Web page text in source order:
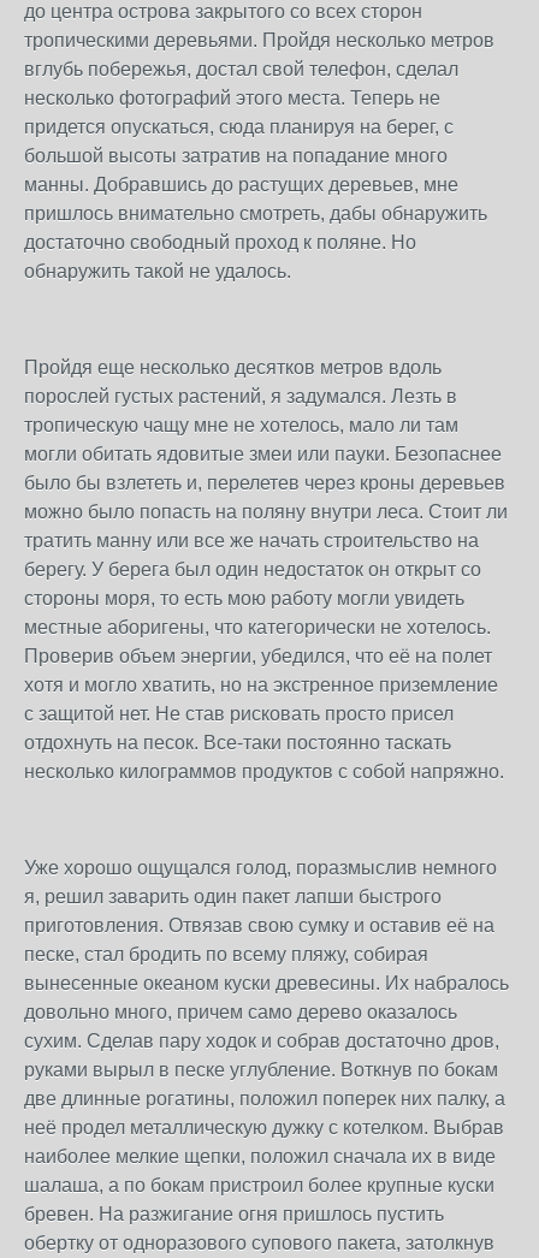
до центра острова закрытого со всех сторон
тропическими деревьями. Пройдя несколько метров
вглубь побережья, достал свой телефон, сделал
несколько фотографий этого места. Теперь не
придется опускаться, сюда планируя на берег, с
большой высоты затратив на попадание много
манны. Добравшись до растущих деревьев, мне
пришлось внимательно смотреть, дабы обнаружить
достаточно свободный проход к поляне. Но
обнаружить такой не удалось.
Пройдя еще несколько десятков метров вдоль
порослей густых растений, я задумался. Лезть в
тропическую чащу мне не хотелось, мало ли там
могли обитать ядовитые змеи или пауки. Безопаснее
было бы взлететь и, перелетев через кроны деревьев
можно было попасть на поляну внутри леса. Стоит ли
тратить манну или все же начать строительство на
берегу. У берега был один недостаток он открыт со
стороны моря, то есть мою работу могли увидеть
местные аборигены, что категорически не хотелось.
Проверив объем энергии, убедился, что её на полет
хотя и могло хватить, но на экстренное приземление
с защитой нет. Не став рисковать просто присел
отдохнуть на песок. Все-таки постоянно таскать
несколько килограммов продуктов с собой напряжно.
Уже хорошо ощущался голод, поразмыслив немного
я, решил заварить один пакет лапши быстрого
приготовления. Отвязав свою сумку и оставив её на
песке, стал бродить по всему пляжу, собирая
вынесенные океаном куски древесины. Их набралось
довольно много, причем само дерево оказалось
сухим. Сделав пару ходок и собрав достаточно дров,
руками вырыл в песке углубление. Воткнув по бокам
две длинные рогатины, положил поперек них палку, а
неё продел металлическую дужку с котелком. Выбрав
наиболее мелкие щепки, положил сначала их в виде
шалаша, а по бокам пристроил более крупные куски
бревен. На разжигание огня пришлось пустить
обертку от одноразового супового пакета, затолкнув